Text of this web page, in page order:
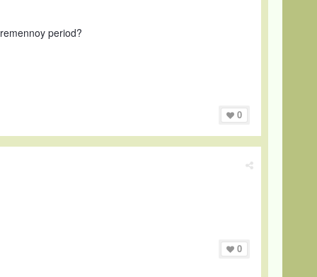
period?
0
0